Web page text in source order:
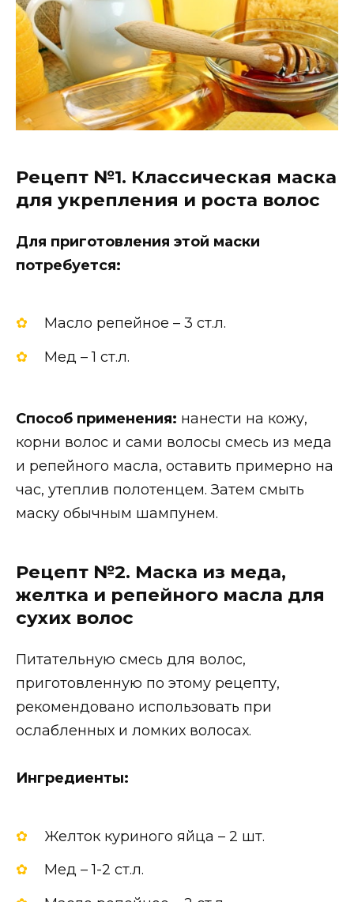
Рецепт №1. Классическая маска
для укрепления и роста волос
Для приготовления этой маски
потребуется:
Масло репейное – 3 ст.л.
Мед – 1 ст.л.
Способ применения: нанести на кожу,
корни волос и сами волосы смесь из меда
и репейного масла, оставить примерно на
час, утеплив полотенцем. Затем смыть
маску обычным шампунем.
Рецепт №2. Маска из меда,
желтка и репейного масла для
сухих волос
Питательную смесь для волос,
приготовленную по этому рецепту,
рекомендовано использовать при
ослабленных и ломких волосах.
Ингредиенты:
Желток куриного яйца – 2 шт.
Мед – 1-2 ст.л.